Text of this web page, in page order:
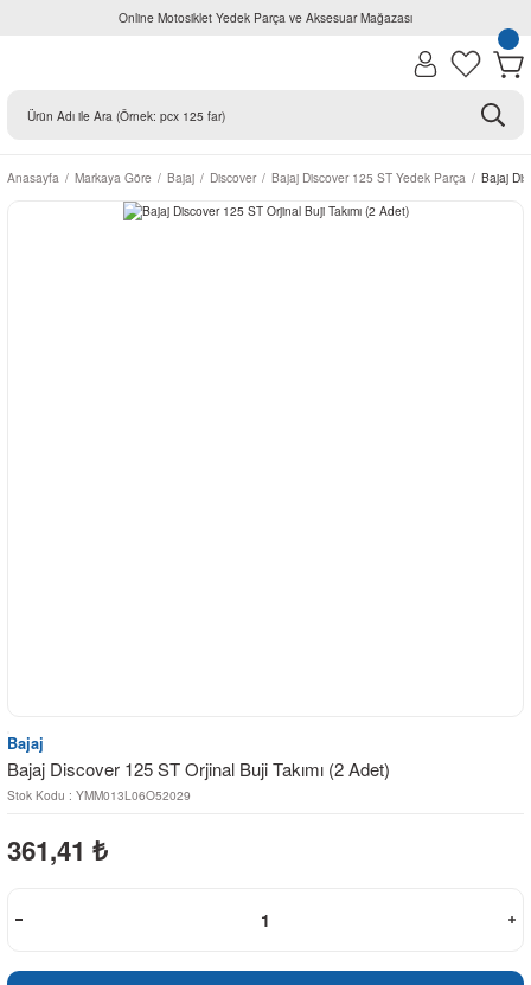
Online Motosiklet Yedek Parça ve Aksesuar Mağazası
Anasayfa Markaya Göre Bajaj Discover Bajaj Discover 125 ST Yedek Parça Bajaj
Bajaj
Bajaj Discover 125 ST Orjinal Buji Takımı (2 Adet)
Stok Kodu : YMM013L06O52029
361,41 ₺